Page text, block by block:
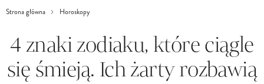
Strona główna Horoskopy
4 znaki zodiaku, które ciągle
się śmieją. Ich żarty rozbawią